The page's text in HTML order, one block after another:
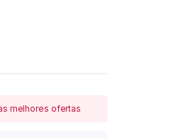
melhores ofertas